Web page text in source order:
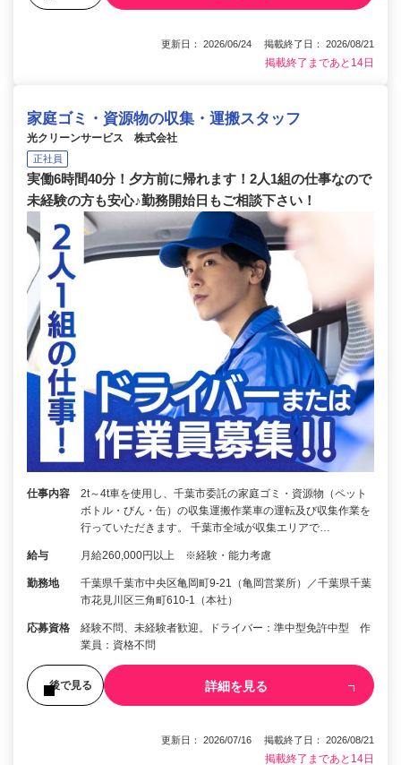
更新日： 2026/06/24 掲載終了日： 2026/08/21
掲載終了まであと14日
家庭ゴミ・資源物の収集・運搬スタッフ
光クリーンサービス 株式会社
正社員
実働6時間40分！夕方前に帰れます！2人1組の仕事なので
未経験の方も安心♪勤務開始日もご相談下さい！
仕事内容
2t～4t車を使用し、千葉市委託の家庭ゴミ・資源物（ペット
ボトル・びん・缶）の収集運搬作業車の運転及び収集作業を
行っていただきます。 千葉市全域が収集エリアで…
給与 月給260,000円以上 ※経験・能力考慮
勤務地
千葉県千葉市中央区亀岡町9-21（亀岡営業所）／千葉県千葉
市花見川区三角町610-1（本社）
応募資格
経験不問、未経験者歓迎。ドライバー：準中型免許中型 作
業員：資格不問
後で見る 詳細を見る
更新日： 2026/07/16 掲載終了日： 2026/08/21
掲載終了まであと14日